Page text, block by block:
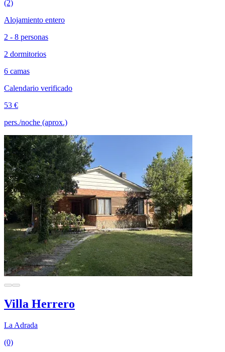
(2)
Alojamiento entero
2 - 8 personas
2 dormitorios
6 camas
Calendario verificado
53 €
pers./noche (aprox.)
Villa Herrero
La Adrada
(0)